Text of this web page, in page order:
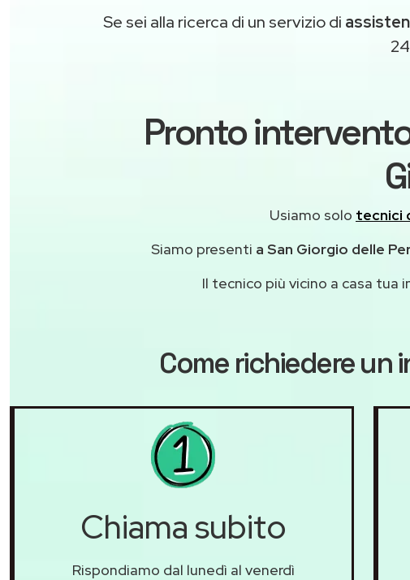
Se sei alla ricerca di un servizio di
Pronto
Usiamo solo tecnici
Siamo presenti a San Giorgio delle
Il tecnico più vicino a casa
Come richiedere un
Chiama subito
Rispondiamo dal lunedì al venerdì